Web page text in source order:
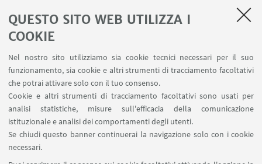
QUESTO SITO WEB UTILIZZA I
COOKIE
Nel nostro sito utilizziamo sia cookie tecnici necessari per il suo
funzionamento, sia cookie e altri strumenti di tracciamento facoltativi
che potrai attivare solo con il tuo consenso.
Cookie e altri strumenti di tracciamento facoltativi sono usati per
analisi statistiche, misure sull'efficacia della comunicazione
istituzionale e analisi dei comportamenti degli utenti.
Se chiudi questo banner continuerai la navigazione solo con i cookie
necessari.
Segnala un evento
Contatti
SEGUI IL DIPARTIMENTO SU: